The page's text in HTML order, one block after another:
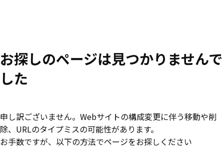
お探しのページは見つかりませんで
した
申し訳ございません。Webサイトの構成変更に伴う移動や削
除、URLのタイプミスの可能性があります。
お手数ですが、以下の方法でページをお探しください